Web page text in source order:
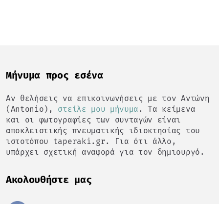
Mήνυμα προς εσένα
Αν θελήσεις να επικοινωνήσεις με τον Αντώνη
(Antonio), στείλε μου μήνυμα . Τα κείμενα
και οι φωτογραφίες των συνταγών είναι
αποκλειστικής πνευματικής ιδιοκτησίας του
ιστοτόπου taperaki.gr. Για ότι άλλο,
υπάρχει σχετική αναφορά για τον δημιουργό.
Ακολουθήστε μας